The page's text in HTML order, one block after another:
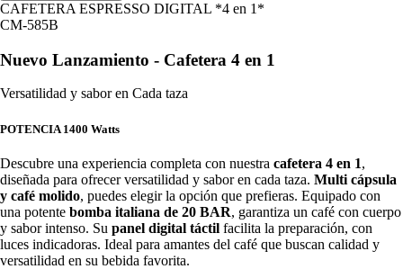
CAFETERA ESPRESSO DIGITAL *4 en 1*
CM-585B
Nuevo Lanzamiento - Cafetera 4 en 1
Versatilidad y sabor en Cada taza
POTENCIA 1400 Watts
Descubre una experiencia completa con nuestra cafetera 4 en 1,
diseñada para ofrecer versatilidad y sabor en cada taza. Multi cápsula
y café molido, puedes elegir la opción que prefieras. Equipado con
una potente bomba italiana de 20 BAR, garantiza un café con cuerpo
y sabor intenso. Su panel digital táctil facilita la preparación, con
luces indicadoras. Ideal para amantes del café que buscan calidad y
versatilidad en su bebida favorita.